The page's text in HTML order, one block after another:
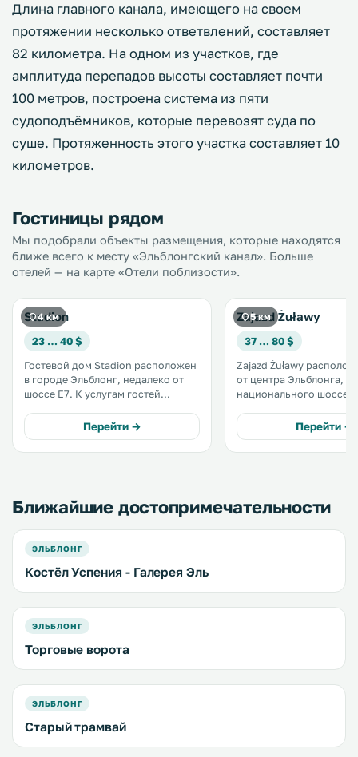
Длина главного канала, имеющего на своем
протяжении несколько ответвлений, составляет
82 километра. На одном из участков, где
амплитуда перепадов высоты составляет почти
100 метров, построена система из пяти
судоподъёмников, которые перевозят суда по
суше. Протяженность этого участка составляет 10
километров.
Гостиницы рядом
Мы подобрали объекты размещения, которые находятся
ближе всего к месту «Эльблонгский канал». Больше
отелей — на карте «Отели поблизости».
4 км
Stadion
23 … 40 $
Гостевой дом Stadion расположен
в городе Эльблонг, недалеко от
шоссе E7. К услугам гостей
номера с бесплатным Wi-Fi. На
территории обустроена
бесплатная парковка. В числе
Перейти →
5 км
Zajazd Żuławy
37 … 80 $
Zajazd Żuławy
от центра Эльблонга,
национального шоссе
телевизоры, ванные
бесплатный Wi-Fi. .
Перейти →
Ближайшие достопримечательности
ЭЛЬБЛОНГ
Костёл Успения - Галерея Эль
ЭЛЬБЛОНГ
Торговые ворота
ЭЛЬБЛОНГ
Старый трамвай